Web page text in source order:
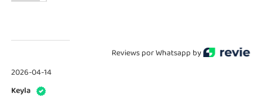
Reviews por Whatsapp by
2026-04-14
Keyla